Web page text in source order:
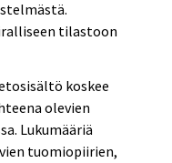
tilastoon
koskee
olevien
Lukumääriä
tuomiopiirien,